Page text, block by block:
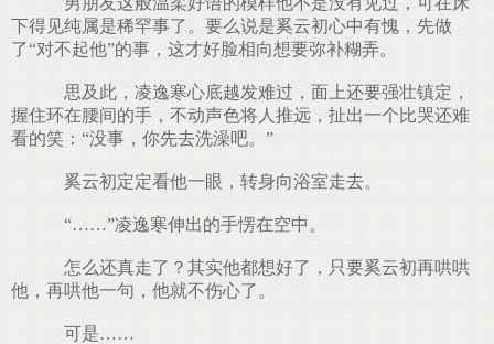
下得见纯属是稀罕事了。要么说是奚云初心中有愧，先做
了“对不起他”的事，这才好脸相向想要弥补糊弄。
思及此，凌逸寒心底越发难过，面上还要强壮镇定，
握住环在腰间的手，不动声色将人推远，扯出一个比哭还难
看的笑：“没事，你先去洗澡吧。”
奚云初定定看他一眼，转身向浴室走去。
“……”凌逸寒伸出的手愣在空中。
怎么还真走了？其实他都想好了，只要奚云初再哄哄
他，再哄他一句，他就不伤心了。
可是……